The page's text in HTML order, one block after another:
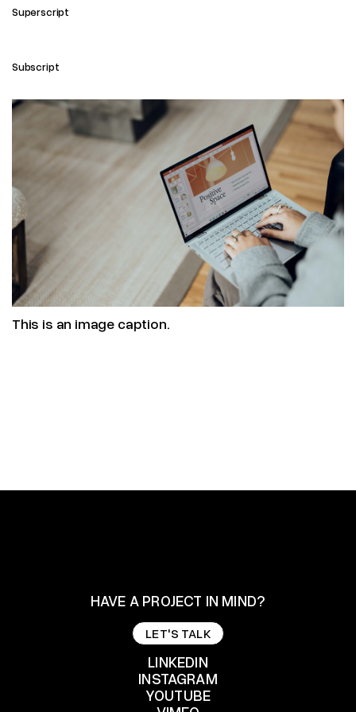
Superscript
Subscript
This is an image caption.
HAVE A PROJECT IN MIND?
LET'S TALK
LINKEDIN
LINKEDIN
INSTAGRAM
YOUTUBE